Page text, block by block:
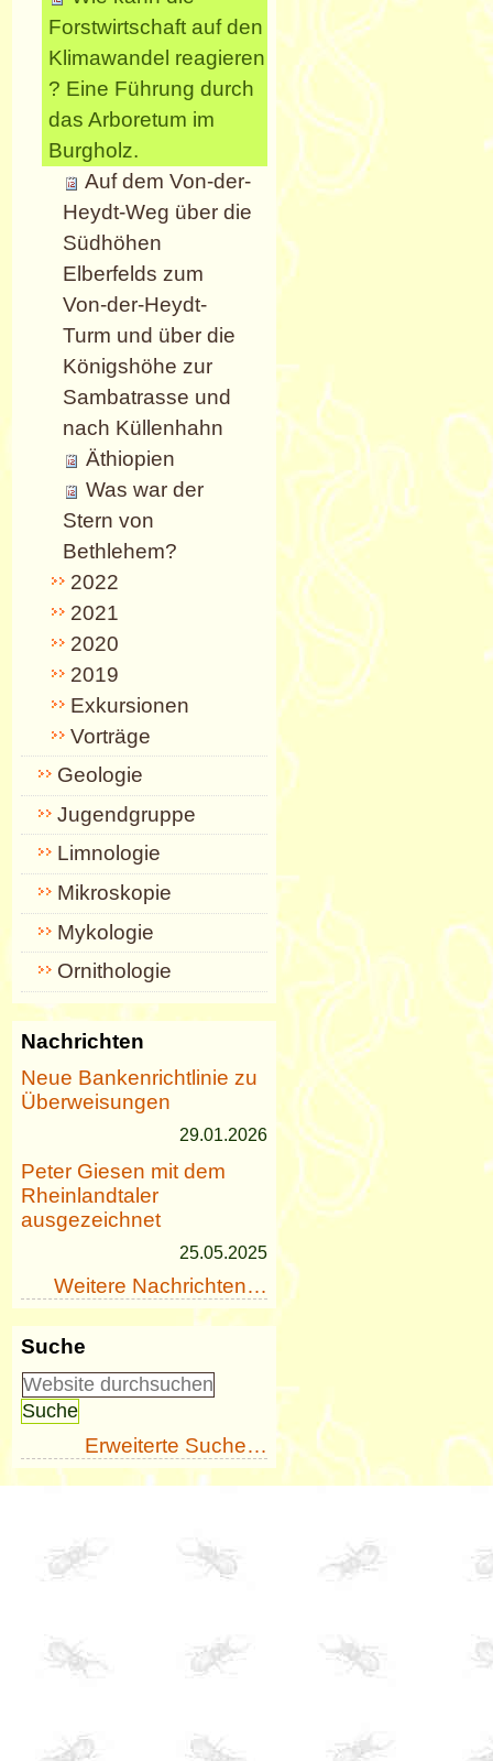
Forstwirtschaft auf den
Klimawandel reagieren
? Eine Führung durch
das Arboretum im
Burgholz.
Auf dem Von-der-
Heydt-Weg über die
Südhöhen
Elberfelds zum
Von-der-Heydt-
Turm und über die
Königshöhe zur
Sambatrasse und
nach Küllenhahn
Äthiopien
Was war der
Stern von
Bethlehem?
2022
2021
2020
2019
Exkursionen
Vorträge
Geologie
Jugendgruppe
Limnologie
Mikroskopie
Mykologie
Ornithologie
Nachrichten
Neue Bankenrichtlinie zu
Überweisungen
29.01.2026
Peter Giesen mit dem
Rheinlandtaler
ausgezeichnet
25.05.2025
Weitere Nachrichten…
Suche
Erweiterte Suche…